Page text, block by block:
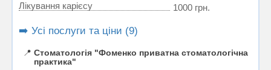
Лікування карієсу
1000 грн.
➡️ Усі послуги та ціни (9)
📍 Стоматологія "Фоменко приватна стоматологічна
практика"